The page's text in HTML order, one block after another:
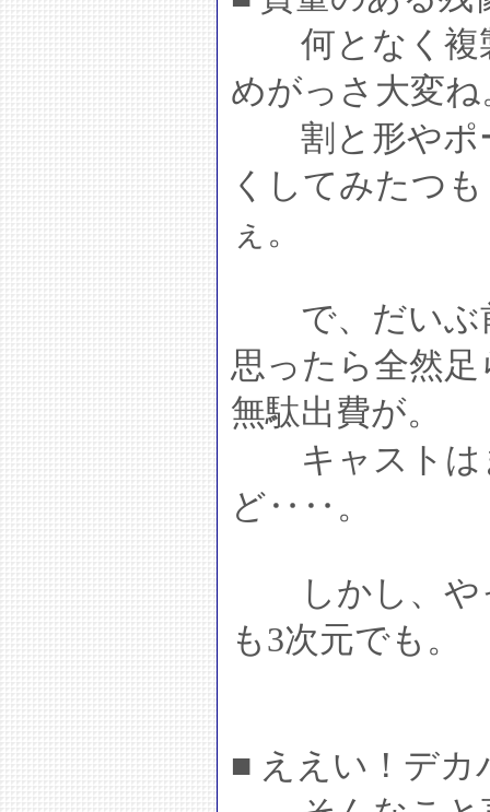
何となく複
めがっさ大変ね
割と形やポ
くしてみたつ
ぇ。
で、だいぶ
思ったら全然
無駄出費が。
キャストは
ど‥‥。
しかし、やっ
も3次元でも。
■ ええい！デカ